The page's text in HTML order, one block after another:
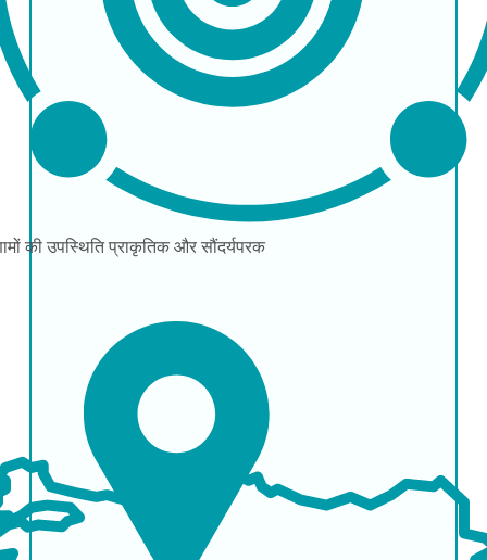
की उपस्थितिप्राकृतिक और सौंदर्यपरक